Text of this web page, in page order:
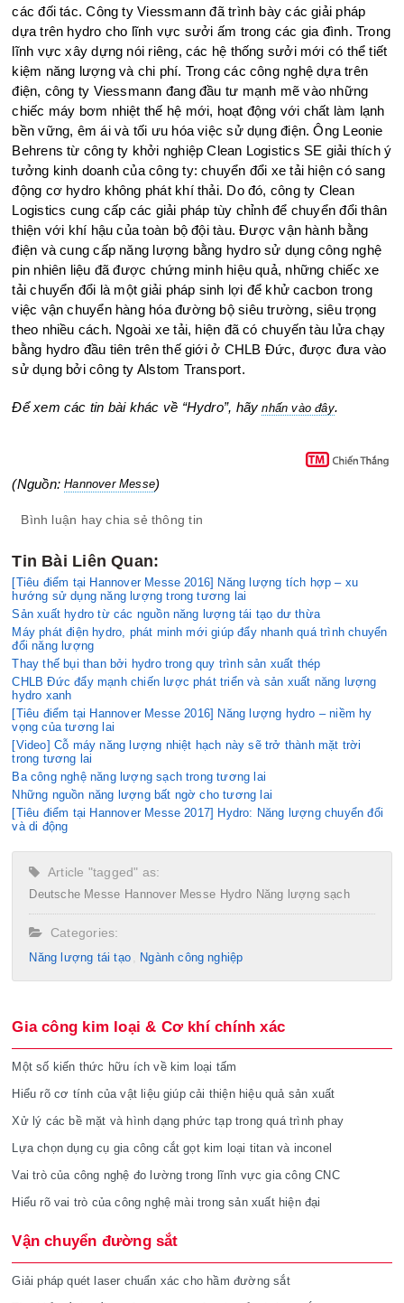
các đối tác. Công ty Viessmann đã trình bày các giải pháp
dựa trên hydro cho lĩnh vực sưởi ấm trong các gia đình. Trong
lĩnh vực xây dựng nói riêng, các hệ thống sưởi mới có thể tiết
kiệm năng lượng và chi phí. Trong các công nghệ dựa trên
điện, công ty Viessmann đang đầu tư mạnh mẽ vào những
chiếc máy bơm nhiệt thế hệ mới, hoạt động với chất làm lạnh
bền vững, êm ái và tối ưu hóa việc sử dụng điện. Ông Leonie
Behrens từ công ty khởi nghiệp Clean Logistics SE giải thích ý
tưởng kinh doanh của công ty: chuyển đổi xe tải hiện có sang
động cơ hydro không phát khí thải. Do đó, công ty Clean
Logistics cung cấp các giải pháp tùy chỉnh để chuyển đổi thân
thiện với khí hậu của toàn bộ đội tàu. Được vận hành bằng
điện và cung cấp năng lượng bằng hydro sử dụng công nghệ
pin nhiên liệu đã được chứng minh hiệu quả, những chiếc xe
tải chuyển đổi là một giải pháp sinh lợi để khử cacbon trong
việc vận chuyển hàng hóa đường bộ siêu trường, siêu trọng
theo nhiều cách. Ngoài xe tải, hiện đã có chuyến tàu lửa chạy
bằng hydro đầu tiên trên thế giới ở CHLB Đức, được đưa vào
sử dụng bởi công ty Alstom Transport.
Để xem các tin bài khác về “Hydro”, hãynhấn vào đây.
(Nguồn: Hannover Messe)
Bình luận hay chia sẻ thông tin
Tin Bài Liên Quan:
[Tiêu điểm tại Hannover Messe 2016] Năng lượng tích hợp – xu
hướng sử dụng năng lượng trong tương lai
Sản xuất hydro từ các nguồn năng lượng tái tạo dư thừa
Máy phát điện hydro, phát minh mới giúp đẩy nhanh quá trình chuyển
đổi năng lượng
Thay thế bụi than bởi hydro trong quy trình sản xuất thép
CHLB Đức đẩy mạnh chiến lược phát triển và sản xuất năng lượng
hydro xanh
[Tiêu điểm tại Hannover Messe 2016] Năng lượng hydro – niềm hy
vọng của tương lai
[Video] Cỗ máy năng lượng nhiệt hạch này sẽ trở thành mặt trời
trong tương lai
Ba công nghệ năng lượng sạch trong tương lai
Những nguồn năng lượng bất ngờ cho tương lai
[Tiêu điểm tại Hannover Messe 2017] Hydro: Năng lượng chuyển đổi
và di động
Article "tagged" as:
Deutsche Messe Hannover Messe Hydro Năng lượng sạch
Categories:
Năng lượng tái tạo Ngành công nghiệp
Gia công kim loại & Cơ khí chính xác
Một số kiến thức hữu ích về kim loại tấm
Hiểu rõ cơ tính của vật liệu giúp cải thiện hiệu quả sản xuất
Xử lý các bề mặt và hình dạng phức tạp trong quá trình phay
Lựa chọn dụng cụ gia công cắt gọt kim loại titan và inconel
Vai trò của công nghệ đo lường trong lĩnh vực gia công CNC
Hiểu rõ vai trò của công nghệ mài trong sản xuất hiện đại
Vận chuyển đường sắt
Giải pháp quét laser chuẩn xác cho hầm đường sắt